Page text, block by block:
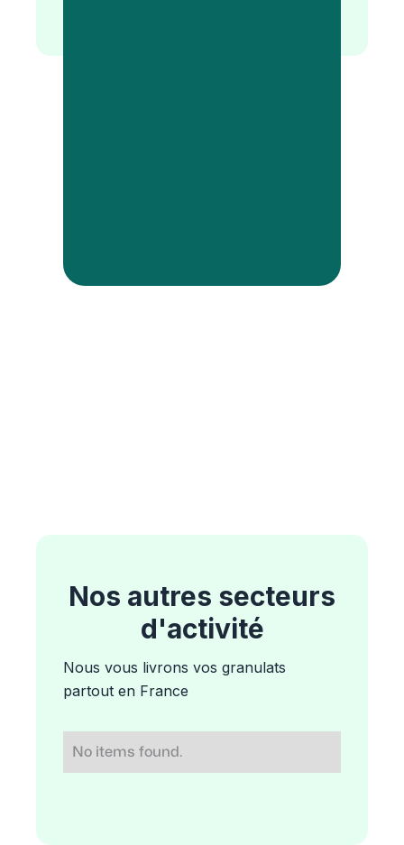
Nos autres secteurs
d'activité
Nous vous livrons vos granulats
partout en France
No items found.